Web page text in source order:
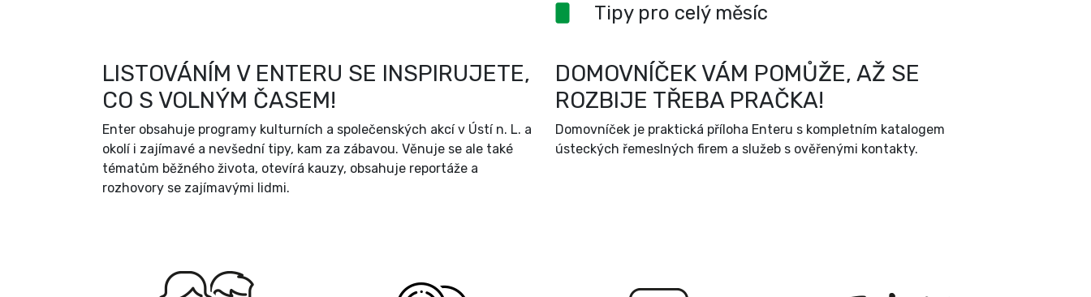
Tipy pro celý měsíc
LISTOVÁNÍM V ENTERU SE INSPIRUJETE,
CO S VOLNÝM ČASEM!
Enter obsahuje programy kulturních a společenských akcí v Ústí n. L. a
okolí i zajímavé a nevšední tipy, kam za zábavou. Věnuje se ale také
tématům běžného života, otevírá kauzy, obsahuje reportáže a
rozhovory se zajímavými lidmi.
DOMOVNÍČEK VÁM POMŮŽE, AŽ SE
ROZBIJE TŘEBA PRAČKA!
Domovníček je praktická příloha Enteru s kompletním katalogem
ústeckých řemeslných firem a služeb s ověřenými kontakty.